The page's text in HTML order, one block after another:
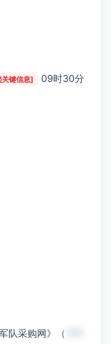
键信息]
09时30分
队采购网》（